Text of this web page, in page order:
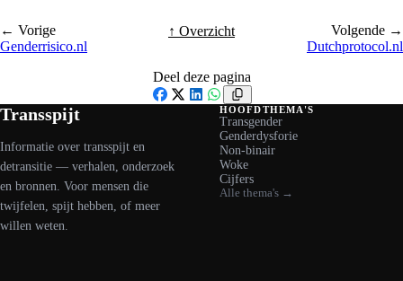
← Vorige
Genderrisico.nl
↑ Overzicht
Volgende →
Dutchprotocol.nl
Deel deze pagina
LinkedIn
WhatsApp
Transspijt
Informatie over transspijt en
detransitie — verhalen, onderzoek
en bronnen. Voor mensen die
twijfelen, spijt hebben, of meer
willen weten.
HOOFDTHEMA'S
Transgender
Genderdysforie
Non-binair
Woke
Cijfers
Alle thema's →